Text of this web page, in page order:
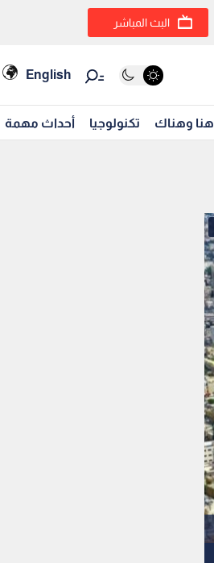
البث المباشر
English
هنا وهناك تكنولوجيا أحداث مهمة